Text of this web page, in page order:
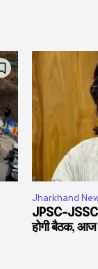
Jharkhand
JPSC-JSSC
होगी बैठक, आज